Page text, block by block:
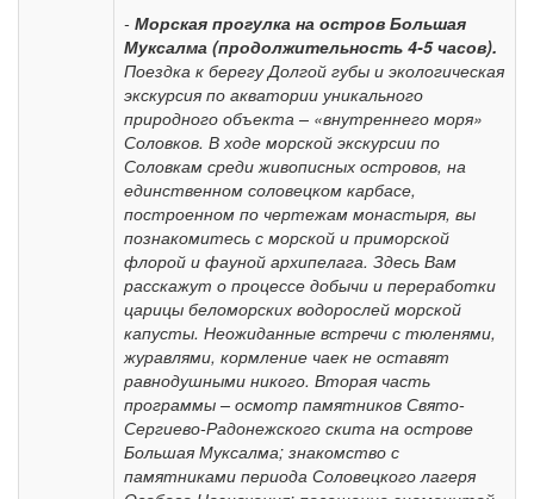
- Морская прогулка на остров Большая
Муксалма (продолжительность 4-5 часов).
Поездка к берегу Долгой губы и экологическая
экскурсия по акватории уникального
природного объекта – «внутреннего моря»
Соловков. В ходе морской экскурсии по
Соловкам среди живописных островов, на
единственном соловецком карбасе,
построенном по чертежам монастыря, вы
познакомитесь с морской и приморской
флорой и фауной архипелага. Здесь Вам
расскажут о процессе добычи и переработки
царицы беломорских водорослей морской
капусты. Неожиданные встречи с тюленями,
журавлями, кормление чаек не оставят
равнодушными никого. Вторая часть
программы – осмотр памятников Свято-
Сергиево-Радонежского скита на острове
Большая Муксалма; знакомство с
памятниками периода Соловецкого лагеря